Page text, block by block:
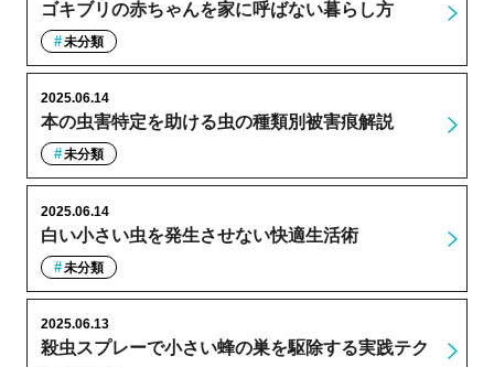
ゴキブリの赤ちゃんを家に呼ばない暮らし方
未分類
本の虫害特定を助ける虫の種類別被害痕解説
2025.06.14
未分類
白い小さい虫を発生させない快適生活術
2025.06.14
未分類
殺虫スプレーで小さい蜂の巣を駆除する実践テク
2025.06.13